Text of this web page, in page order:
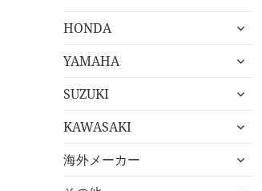
HONDA
サ
メ
ュ
を
YAMAHA
サ
メ
ュ
を
SUZUKI
サ
メ
ュ
KAWASAKI
サ
メ
海外メーカー
サ